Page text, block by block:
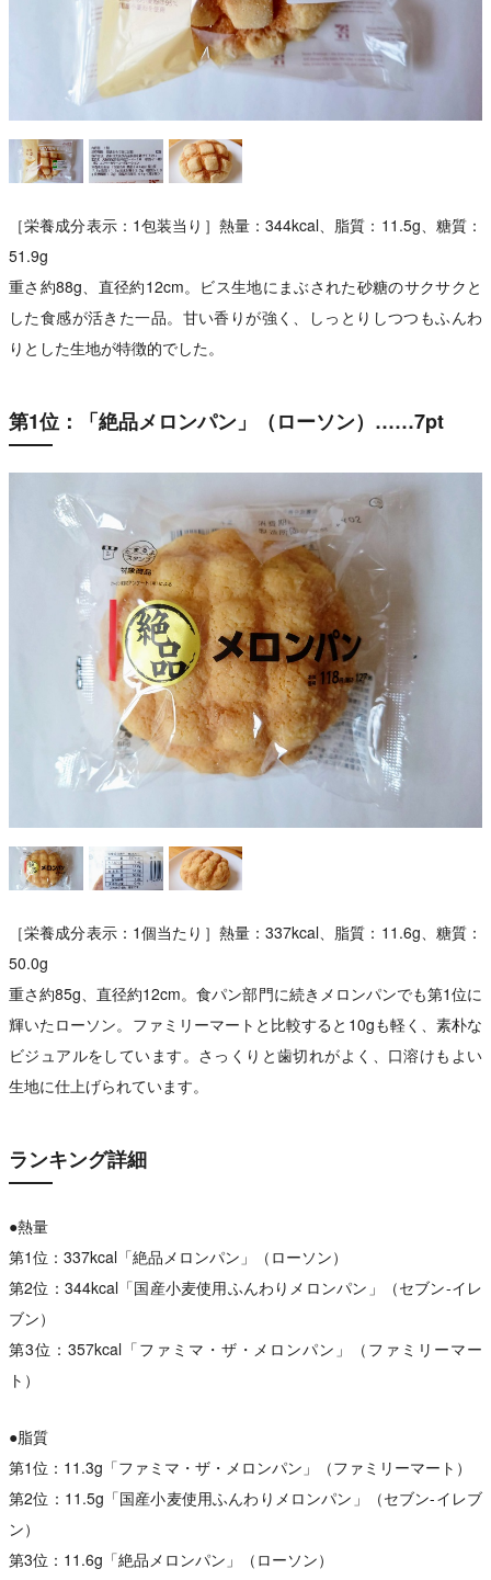
［栄養成分表示：1包装当り］熱量：344kcal、脂質：11.5g、糖質：
51.9g
重さ約88g、直径約12cm。ビス生地にまぶされた砂糖のサクサクと
した食感が活きた一品。甘い香りが強く、しっとりしつつもふんわ
りとした生地が特徴的でした。
第1位：「絶品メロンパン」（ローソン）……7pt
［栄養成分表示：1個当たり］熱量：337kcal、脂質：11.6g、糖質：
50.0g
重さ約85g、直径約12cm。食パン部門に続きメロンパンでも第1位に
輝いたローソン。ファミリーマートと比較すると10gも軽く、素朴な
ビジュアルをしています。さっくりと歯切れがよく、口溶けもよい
生地に仕上げられています。
ランキング詳細
●熱量
第1位：337kcal「絶品メロンパン」（ローソン）
第2位：344kcal「国産小麦使用ふんわりメロンパン」（セブン-イレ
ブン）
第3位：357kcal「ファミマ・ザ・メロンパン」（ファミリーマー
ト）
●脂質
第1位：11.3g「ファミマ・ザ・メロンパン」（ファミリーマート）
第2位：11.5g「国産小麦使用ふんわりメロンパン」（セブン-イレブ
ン）
第3位：11.6g「絶品メロンパン」（ローソン）